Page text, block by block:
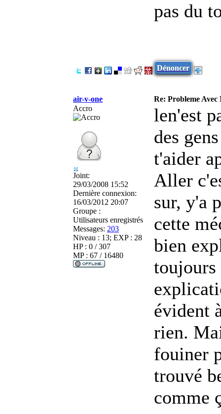
pas du
Dénoncer
air-v-one
Re: Probleme
Accro
Joint:
29/03/2008 15:52
Dernière connexion:
16/03/2012 20:07
Groupe :
Utilisateurs enregistrés
Messages: 203
Niveau : 13; EXP : 28
HP : 0 / 307
MP : 67 / 16480
len'est
des
t'aider
Aller
sur, y'a
cette
bien
toujours
évident
rien.
fouiner
trouvé
comme